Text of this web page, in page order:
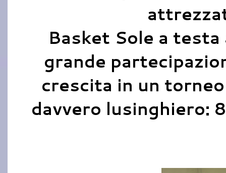
Basket Sole a
grande
crescita in un
davvero lusinghiero: